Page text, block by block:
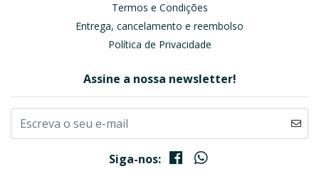
Termos e Condições
Entrega, cancelamento e reembolso
Política de Privacidade
Assine a nossa newsletter!
Siga-nos: